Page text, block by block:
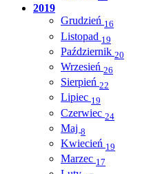
2019
Grudzień 16
Listopad 19
Październik 20
Wrzesień 26
Sierpień 22
Lipiec 19
Czerwiec 24
Maj 8
Kwiecień 19
Marzec 17